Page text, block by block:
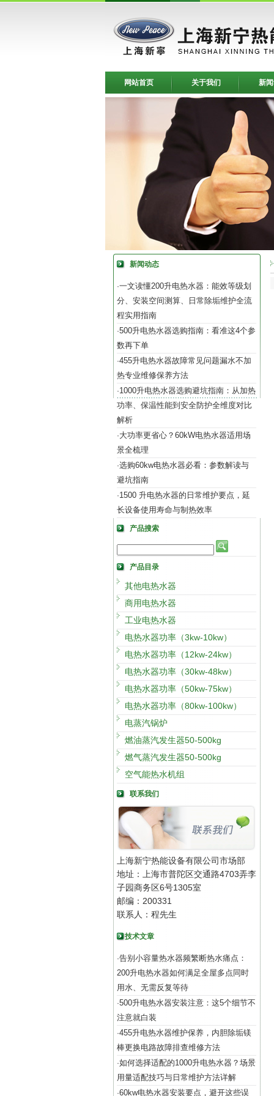
网站首页 关于我们 新
新闻动态
·一文读懂200升电热水器：能效等级划
分、安装空间测算、日常除垢维护全流
程实用指南
·500升电热水器选购指南：看准这4个参
数再下单
·455升电热水器故障常见问题漏水不加
热专业维修保养方法
·1000升电热水器选购避坑指南：从加热
功率、保温性能到安全防护全维度对比
解析
·大功率更省心？60kW电热水器适用场
景全梳理
·选购60kw电热水器必看：参数解读与
避坑指南
·1500 升电热水器的日常维护要点，延
长设备使用寿命与制热效率
产品搜索
产品目录
其他电热水器
商用电热水器
工业电热水器
电热水器功率（3kw-10kw）
电热水器功率（12kw-24kw）
电热水器功率（30kw-48kw）
电热水器功率（50kw-75kw）
电热水器功率（80kw-100kw）
电蒸汽锅炉
燃油蒸汽发生器50-500kg
燃气蒸汽发生器50-500kg
空气能热水机组
联系我们
上海新宁热能设备有限公司市场部
地址：上海市普陀区交通路4703弄李
子园商务区6号1305室
邮编：200331
联系人：程先生
技术文章
·告别小容量热水器频繁断热水痛点：
200升电热水器如何满足全屋多点同时
用水、无需反复等待
·500升电热水器安装注意：这5个细节不
注意就白装
·455升电热水器维护保养，内胆除垢镁
棒更换电路故障排查维修方法
·如何选择适配的1000升电热水器？场景
用量适配技巧与日常维护方法详解
·60kw电热水器安装要点，避开这些误